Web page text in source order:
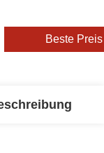
Beste Preis